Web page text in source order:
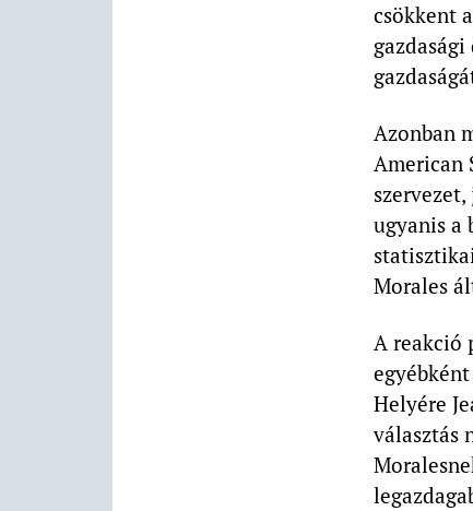
csökkent
Azonban
American
ugyanis a
Morales
A reakció
Helyére
választás